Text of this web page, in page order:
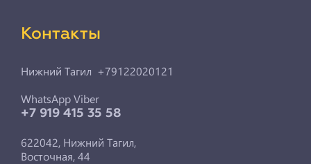
Контакты
Нижний Тагил +79122020121
WhatsApp Viber
+7 919 415 35 58
622042, Нижний Тагил,
Восточная, 44